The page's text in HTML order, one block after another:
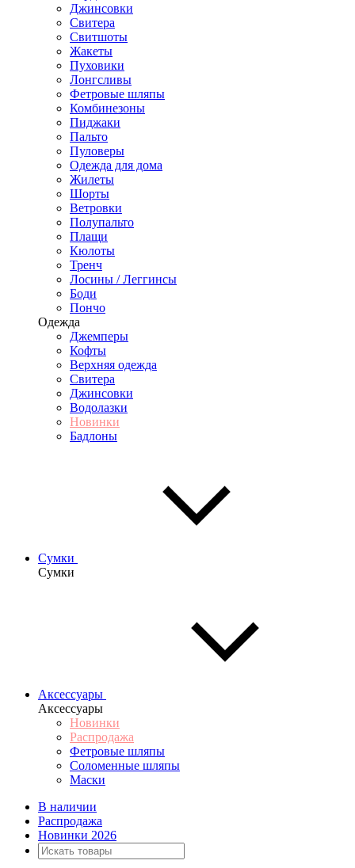
Джинсовки
Свитера
Свитшоты
Жакеты
Пуховики
Лонгсливы
Фетровые шляпы
Комбинезоны
Пиджаки
Пальто
Пуловеры
Одежда для дома
Жилеты
Шорты
Ветровки
Полупальто
Плащи
Кюлоты
Тренч
Лосины / Леггинсы
Боди
Пончо
Одежда
Джемперы
Кофты
Верхняя одежда
Свитера
Джинсовки
Водолазки
Новинки
Бадлоны
Сумки
Сумки
Аксессуары
Аксессуары
Новинки
Распродажа
Фетровые шляпы
Соломенные шляпы
Маски
В наличии
Распродажа
Новинки 2026